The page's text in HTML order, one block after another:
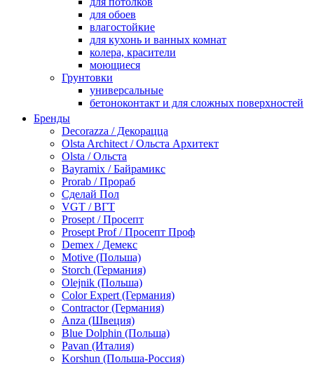
для обоев
влагостойкие
для кухонь и ванных комнат
колера, красители
моющиеся
Грунтовки
универсальные
бетоноконтакт и для сложных поверхностей
по металлу
антикорозийные
под декоративные штукатурки
для гипсокартона
под штукатурку
Герметик
акриловые
силиконовые универсальные, нейтральные
силиконовые санитарные (антигрибковые)
шовные для срубов
для кровли
для каминов
полиуретановые
Декоративные штукатурки и краски
краски для декора, патина
мокрый шелк
венецианские (эффект мрамора)
песок (эффект песчаных вихрей)
декоративная шпаклевка
Бренды
Decorazza / Декорацца
Olsta Architect / Ольста Архитект
Olsta / Ольста
Bayramix / Байрамикс
Prorab / Прораб
Сделай Пол
VGT / ВГТ
Prosept / Просепт
Prosept Prof / Просепт Проф
Demex / Демекс
Motive (Польша)
Storch (Германия)
Olejnik (Польша)
Color Expert (Германия)
Contractor (Германия)
Anza (Швеция)
Blue Dolphin (Польша)
Pavan (Италия)
Korshun (Польша-Россия)